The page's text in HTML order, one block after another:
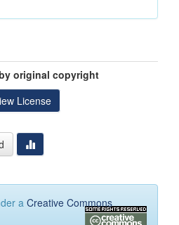
original copyright
License
a Creative Commons